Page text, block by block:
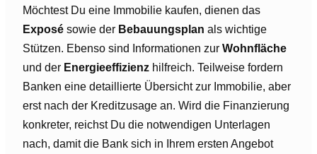
Möchtest Du eine Immobilie kaufen, dienen das
Exposé sowie der Bebauungsplan als wichtige
Stützen. Ebenso sind Informationen zur Wohnfläche
und der Energieeffizienz hilfreich. Teilweise fordern
Banken eine detaillierte Übersicht zur Immobilie, aber
erst nach der Kreditzusage an. Wird die Finanzierung
konkreter, reichst Du die notwendigen Unterlagen
nach, damit die Bank sich in Ihrem ersten Angebot